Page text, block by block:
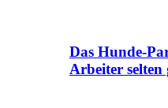
Das Hunde-
Arbeiter selten